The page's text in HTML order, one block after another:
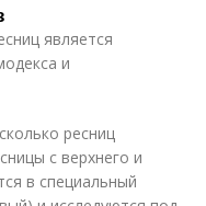
является
и
ресниц
с верхнего и
в специальный